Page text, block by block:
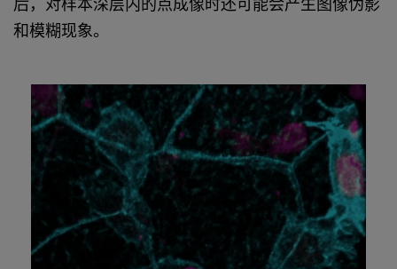
后，对样本深层内的点成像时还可能会产生图像伪影
和模糊现象。